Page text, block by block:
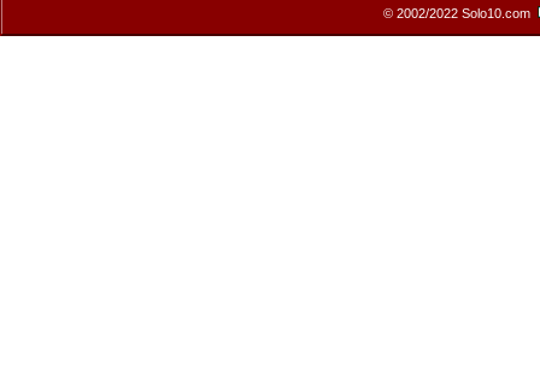
© 2002/2022 Solo10.com